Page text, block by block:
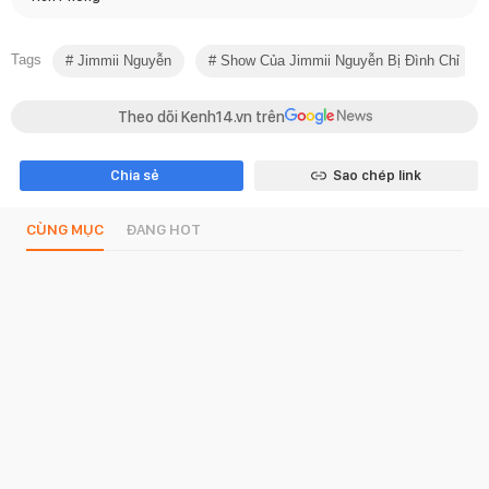
Tags Jimmii Nguyễn Show Của Jimmii Nguyễn Bị Đình Chỉ
Theo dõi Kenh14.vn trên
Chia sẻ Sao chép link
CÙNG MỤC ĐANG HOT